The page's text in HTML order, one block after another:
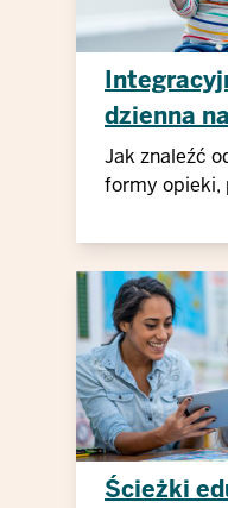
dzienna
NRW
Jak znaleźć
formy opieki,
Ścieżki